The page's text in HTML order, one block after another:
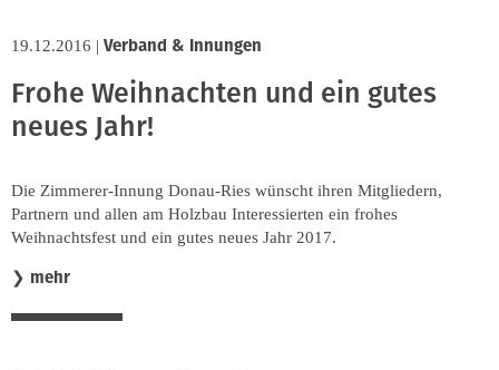
Soziales & Tarifpolitik
Verband & Innungen
Innung
19.12.2016 | Verband & Innungen
Frohe Weihnachten und ein gutes
neues Jahr!
Die Zimmerer-Innung Donau-Ries wünscht ihren Mitgliedern,
Partnern und allen am Holzbau Interessierten ein frohes
Weihnachtsfest und ein gutes neues Jahr 2017.
❯ mehr